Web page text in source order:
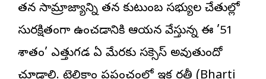
తన సామ్రాజ్యాన్ని తన కుటుంబ సభ్యుల చేతుల్లో
సురక్షితంగా ఉంచడానికి ఆయన వేస్తున్న ఈ ’51
శాతం’ ఎత్తుగడ ఏ మేరకు సక్సెస్ అవుతుందో